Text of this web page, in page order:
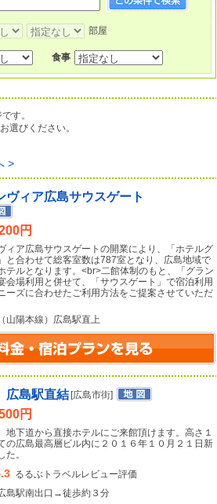
部屋
食事
す。
選びください。
>
ヴィア広島サウスゲート
円
ィア広島サウスゲートの開業により、「ホテルグ
と合わせて総客室数は787室となり、広島地域で
テルとなります。<br>二館体制のもと、「グラン
会場利用と併せて、「サウスゲート」で宿泊利用
ーズに合わせたご利用方法をご提案させていただ
山陽本線）広島駅直上
島駅直結 [広島市街]
円
地下道から直接ホテルにご来館頂けます。高さ１
の広島最高層ビル内に２０１６年１０月２１日新
た。
るるぶトラベルレビュー評価
島駅南出口→徒歩約３分